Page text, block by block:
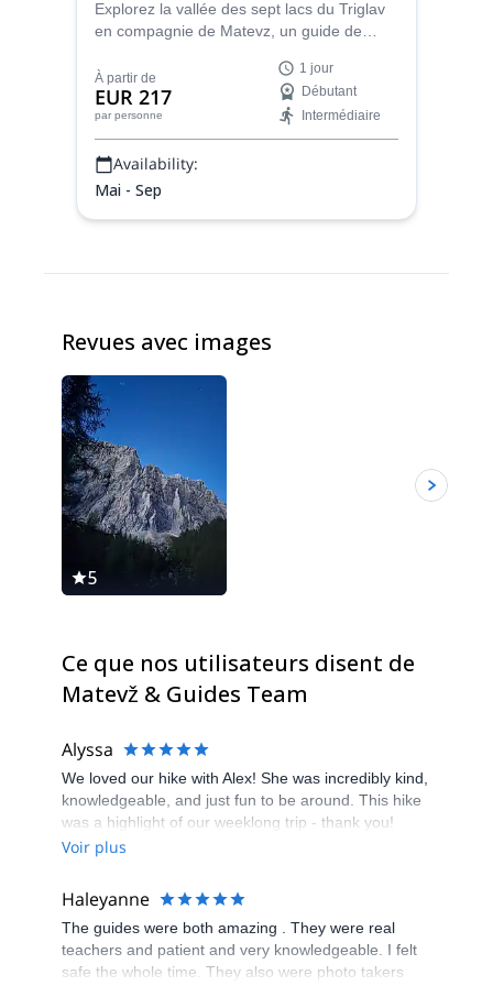
Alpes juliennes
Explorez la vallée des sept lacs du Triglav
en compagnie de Matevz, un guide de
magnifiques paysages de la Slovénie lors
d'une aventure de randonnée
passionnante d'une journée.
À partir de
EUR 217
par personne
1 jour
Débutant
Intermédiaire
Availability:
Mai - Sep
Revues avec images
5
Ce que nos utilisateurs disent de
Matevž & Guides Team
Alyssa
We loved our hike with Alex! She was incredibly kind,
knowledgeable, and just fun to be around. This hike
was a highlight of our weeklong trip - thank you!
Voir plus
Haleyanne
The guides were both amazing . They were real
teachers and patient and very knowledgeable. I felt
safe the whole time. They also were photo takers